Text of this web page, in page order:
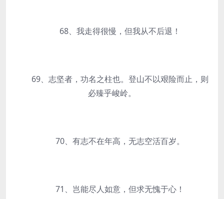
68、我走得很慢，但我从不后退！
69、志坚者，功名之柱也。登山不以艰险而止，则
必臻乎峻岭。
70、有志不在年高，无志空活百岁。
71、岂能尽人如意，但求无愧于心！